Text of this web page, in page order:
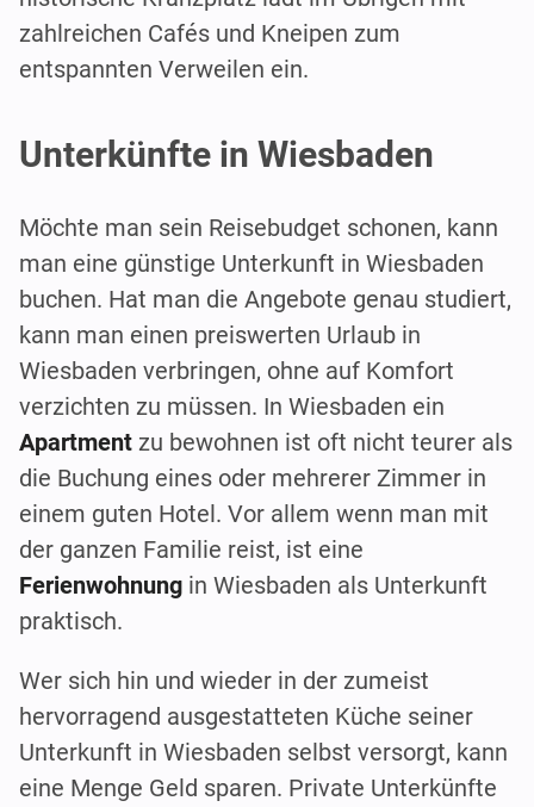
zahlreichen Cafés und Kneipen zum
entspannten Verweilen ein.
Unterkünfte in Wiesbaden
Möchte man sein Reisebudget schonen, kann
man eine günstige Unterkunft in Wiesbaden
buchen. Hat man die Angebote genau studiert,
kann man einen preiswerten Urlaub in
Wiesbaden verbringen, ohne auf Komfort
verzichten zu müssen. In Wiesbaden ein
Apartment zu bewohnen ist oft nicht teurer als
die Buchung eines oder mehrerer Zimmer in
einem guten Hotel. Vor allem wenn man mit
der ganzen Familie reist, ist eine
Ferienwohnung in Wiesbaden als Unterkunft
praktisch.
Wer sich hin und wieder in der zumeist
hervorragend ausgestatteten Küche seiner
Unterkunft in Wiesbaden selbst versorgt, kann
eine Menge Geld sparen. Private Unterkünfte